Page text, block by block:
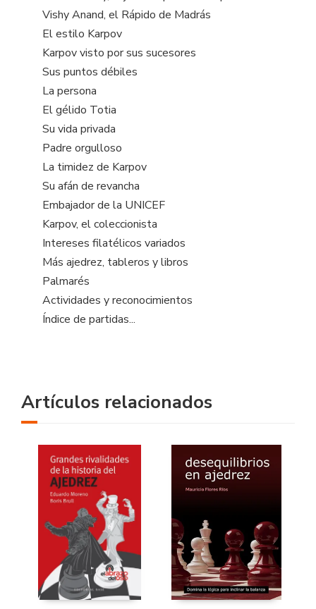
Vishy Anand, el Rápido de Madrás
El estilo Karpov
Karpov visto por sus sucesores
Sus puntos débiles
La persona
El gélido Totia
Su vida privada
Padre orgulloso
La timidez de Karpov
Su afán de revancha
Embajador de la UNICEF
Karpov, el coleccionista
Intereses filatélicos variados
Más ajedrez, tableros y libros
Palmarés
Actividades y reconocimientos
Índice de partidas...
Artículos relacionados